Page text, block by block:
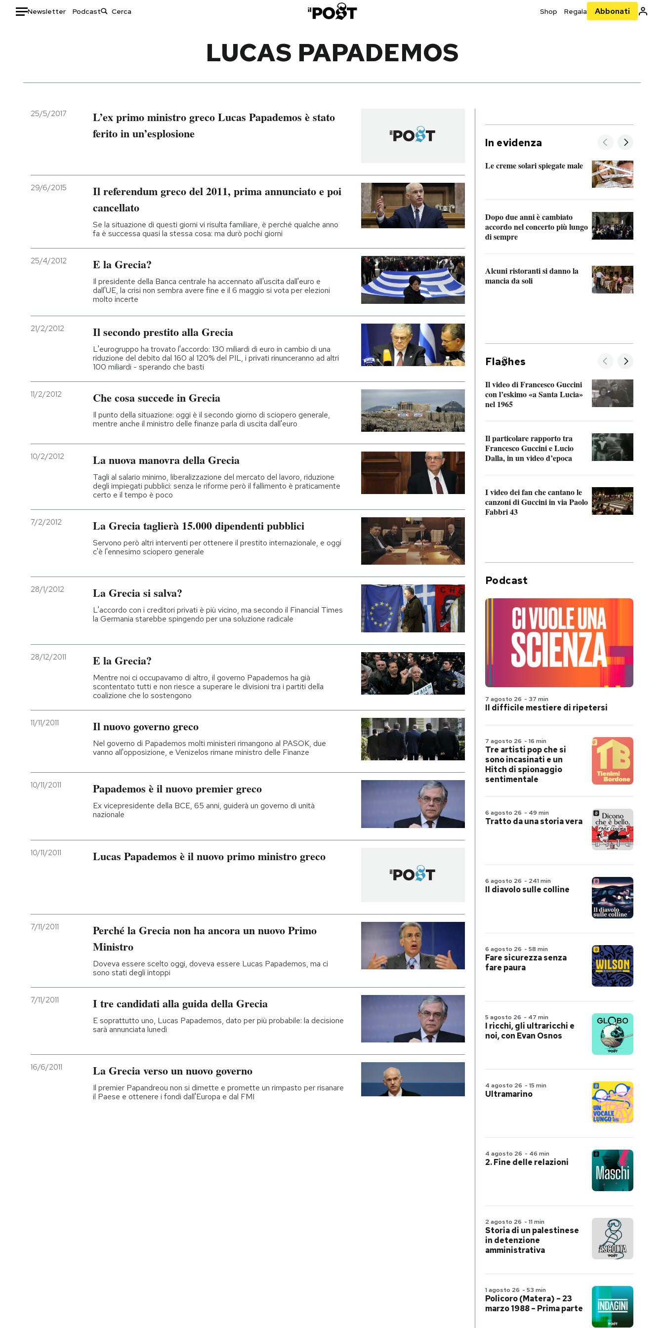
Newsletter Podcast Shop Regala Abbonati
Italia
Politica
Moda
Ok Boomer!
Mondiali calcio 2026
AREA PERSONALE
LUCAS PAPADEMOS
25/5/2017
L’ex primo ministro greco Lucas Papademos è stato
ferito in un’esplosione
29/6/2015
Il referendum greco del 2011, prima annunciato e poi
cancellato
Se la situazione di questi giorni vi risulta familiare, è perché qualche anno
fa è successa quasi la stessa cosa: ma durò pochi giorni
25/4/2012 E la Grecia?
Il presidente della Banca centrale ha accennato all'uscita dall'euro e
dall'UE, la crisi non sembra avere fine e il 6 maggio si vota per elezioni
molto incerte
21/2/2012 Il secondo prestito alla Grecia
L'eurogruppo ha trovato l'accordo: 130 miliardi di euro in cambio di una
riduzione del debito dal 160 al 120% del PIL, i privati rinunceranno ad altri
100 miliardi - sperando che basti
11/2/2012 Che cosa succede in Grecia
Il punto della situazione: oggi è il secondo giorno di sciopero generale,
mentre anche il ministro delle finanze parla di uscita dall'euro
10/2/2012 La nuova manovra della Grecia
Tagli al salario minimo, liberalizzazione del mercato del lavoro, riduzione
degli impiegati pubblici: senza le riforme però il fallimento è praticamente
certo e il tempo è poco
7/2/2012 La Grecia taglierà 15.000 dipendenti pubblici
Servono però altri interventi per ottenere il prestito internazionale, e oggi
c'è l'ennesimo sciopero generale
28/1/2012 La Grecia si salva?
L'accordo con i creditori privati è più vicino, ma secondo il Financial Times
la Germania starebbe spingendo per una soluzione radicale
28/12/2011 E la Grecia?
Mentre noi ci occupavamo di altro, il governo Papademos ha già
scontentato tutti e non riesce a superare le divisioni tra i partiti della
coalizione che lo sostengono
11/11/2011 Il nuovo governo greco
Nel governo di Papademos molti ministeri rimangono al PASOK, due
vanno all'opposizione, e Venizelos rimane ministro delle Finanze
10/11/2011 Papademos è il nuovo premier greco
Ex vicepresidente della BCE, 65 anni, guiderà un governo di unità
nazionale
10/11/2011 Lucas Papademos è il nuovo primo ministro greco
7/11/2011
Perché la Grecia non ha ancora un nuovo Primo
Ministro
Doveva essere scelto oggi, doveva essere Lucas Papademos, ma ci
sono stati degli intoppi
7/11/2011 I tre candidati alla guida della Grecia
E soprattutto uno, Lucas Papademos, dato per più probabile: la decisione
sarà annunciata lunedì
16/6/2011 La Grecia verso un nuovo governo
Il premier Papandreou non si dimette e promette un rimpasto per risanare
il Paese e ottenere i fondi dall'Europa e dal FMI
In evidenza
Le creme solari spiegate male
Dopo due anni è cambiato
accordo nel concerto più lungo
di sempre
Alcuni ristoranti si danno la
mancia da soli
Fla hes
Il video di Francesco Guccini
con l’eskimo «a Santa Lucia»
nel 1965
Il particolare rapporto tra
Francesco Guccini e Lucio
Dalla, in un video d’epoca
I video dei fan che cantano le
canzoni di Guccini in via Paolo
Fabbri 43
Podcast
7 agosto 26 - 37 min
Il difficile mestiere di ripetersi
7 agosto 26 - 16 min
Tre artisti pop che si
sono incasinati e un
Hitch di spionaggio
sentimentale
6 agosto 26 - 49 min
Tratto da una storia vera
6 agosto 26 - 241 min
Il diavolo sulle colline
6 agosto 26 - 58 min
Fare sicurezza senza
fare paura
5 agosto 26 - 47 min
I ricchi, gli ultraricchi e
noi, con Evan Osnos
4 agosto 26 - 15 min
Ultramarino
4 agosto 26 - 46 min
2. Fine delle relazioni
2 agosto 26 - 11 min
Storia di un palestinese
in detenzione
amministrativa
1 agosto 26 - 53 min
Policoro (Matera) – 23
marzo 1988 – Prima parte